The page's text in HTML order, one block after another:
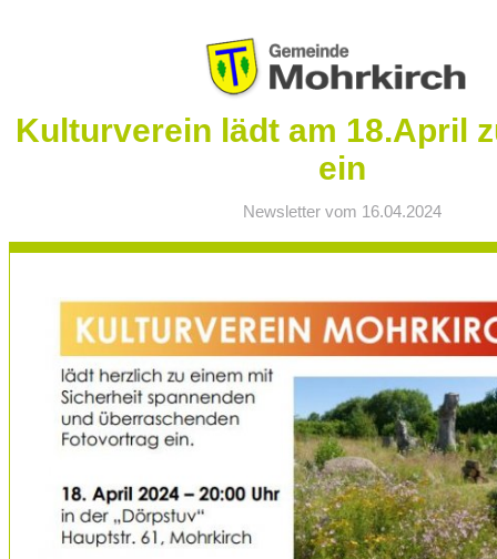
Kulturverein lädt am 18.April
ein
Newsletter vom 16.04.2024